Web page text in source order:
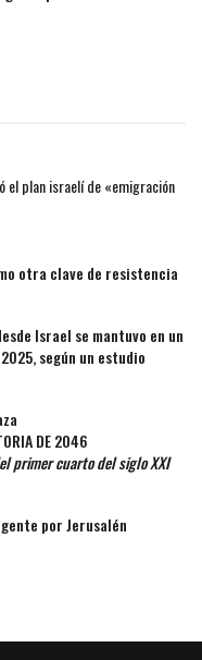
el plan israelí de «emigración
otra clave de resistencia
Israel se mantuvo en un
según un estudio
DE 2046
primer cuarto del siglo XXI
por Jerusalén